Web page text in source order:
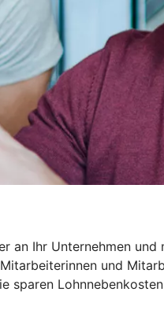
an Ihr Unternehmen
und
sparen